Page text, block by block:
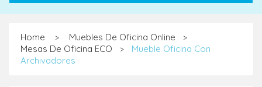
Home > Muebles De Oficina Online >
Mesas De Oficina ECO >
Mueble Oficina Con
Archivadores